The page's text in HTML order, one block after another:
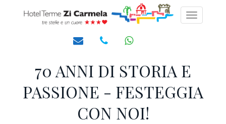
Toggle
70 ANNI DI STORIA E
PASSIONE - FESTEGGIA
CON NOI!